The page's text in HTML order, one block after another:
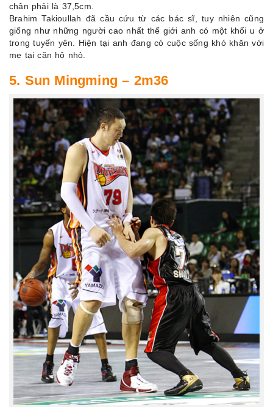
chân phải là 37,5cm.
Brahim Takioullah đã cầu cứu từ các bác sĩ, tuy nhiên cũng
giống như những người cao nhất thế giới anh có một khối u ở
trong tuyến yên. Hiện tại anh đang có cuộc sống khó khăn với
mẹ tại căn hộ nhỏ.
5. Sun Mingming – 2m36